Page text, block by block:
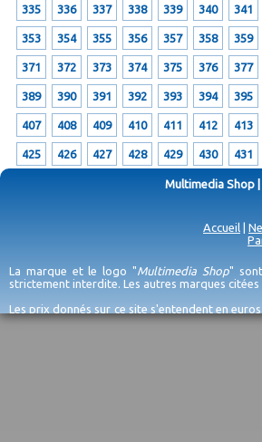
335 336 337 338 339 340 341
353 354 355 356 357 358 359
371 372 373 374 375 376 377
389 390 391 392 393 394 395
407 408 409 410 411 412 413
425 426 427 428 429 430 431
Multimedia Shop |
Accueil
La marque et le logo "Multimedia Shop"
strictement interdite. Les autres marques
Les prix donnés sur ce site s'entendent en
erreurs d'encodage, et sauf épuisement du